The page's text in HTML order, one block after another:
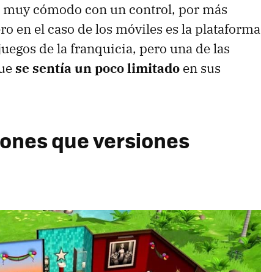
muy cómodo con un control, por más
en el caso de los móviles es la plataforma
de la franquicia, pero una de las
se sentía un poco limitado en sus
que versiones